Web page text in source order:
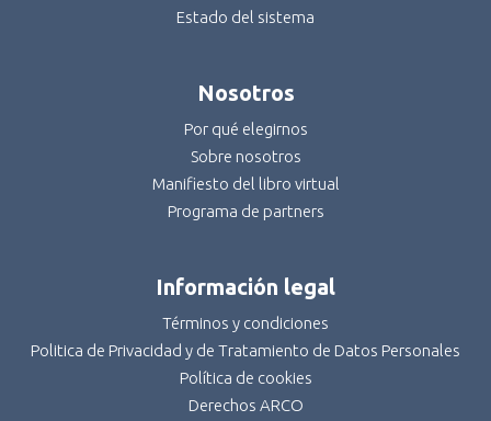
Estado del sistema
Nosotros
Por qué elegirnos
Sobre nosotros
Manifiesto del libro virtual
Programa de partners
Información legal
Términos y condiciones
Politica de Privacidad y de Tratamiento de Datos Personales
Política de cookies
Derechos ARCO